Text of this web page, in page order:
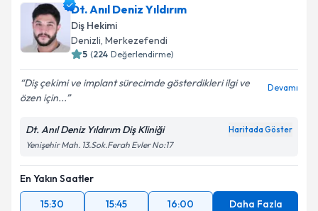
Dt. Anıl Deniz Yıldırım
Diş Hekimi
Denizli, Merkezefendi
5 (224 Değerlendirme)
Diş çekimi ve implant sürecimde gösterdikleri ilgi ve
özen için...
Devamı
Dt. Anıl Deniz Yıldırım Diş Kliniği Haritada Göster
Yenişehir Mah. 13.Sok.Ferah Evler No:17
En Yakın Saatler
15:30
15:45 16:00 Daha Fazla